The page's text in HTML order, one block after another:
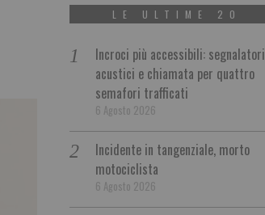
LE ULTIME 20
Incroci più accessibili: segnalatori
acustici e chiamata per quattro
semafori trafficati
6 Agosto 2026
Incidente in tangenziale, morto
motociclista
6 Agosto 2026